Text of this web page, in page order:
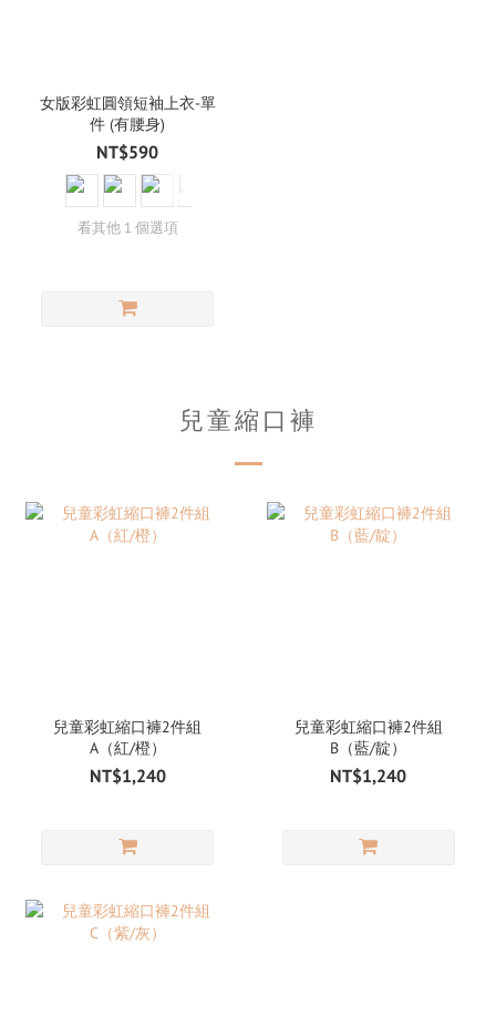
女版彩虹圓領短袖上衣-單
件 (有腰身)
NT$590
看其他 1 個選項
兒童縮口褲
兒童彩虹縮口褲2件組
A（紅/橙）
NT$1,240
兒童彩虹縮口褲2件組
B（藍/靛）
NT$1,240